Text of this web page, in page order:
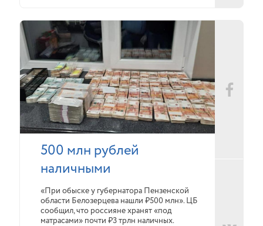
500 млн рублей
наличными
«При обыске у губернатора Пензенской
области Белозерцева нашли ₽500 млн». ЦБ
сообщил, что россияне хранят «под
матрасами» почти ₽3 трлн наличных.